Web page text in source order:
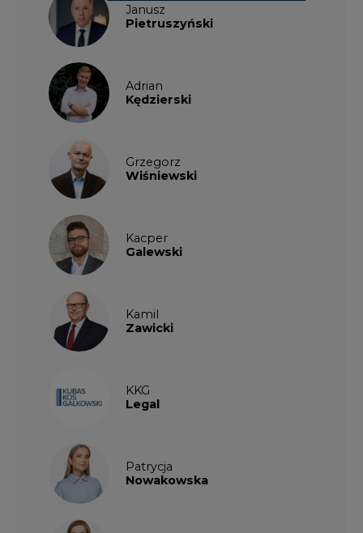
Janusz
Pietruszyński
Adrian
Kędzierski
Grzegorz
Wiśniewski
Kacper
Galewski
Kamil
Zawicki
KKG
Legal
Patrycja
Nowakowska